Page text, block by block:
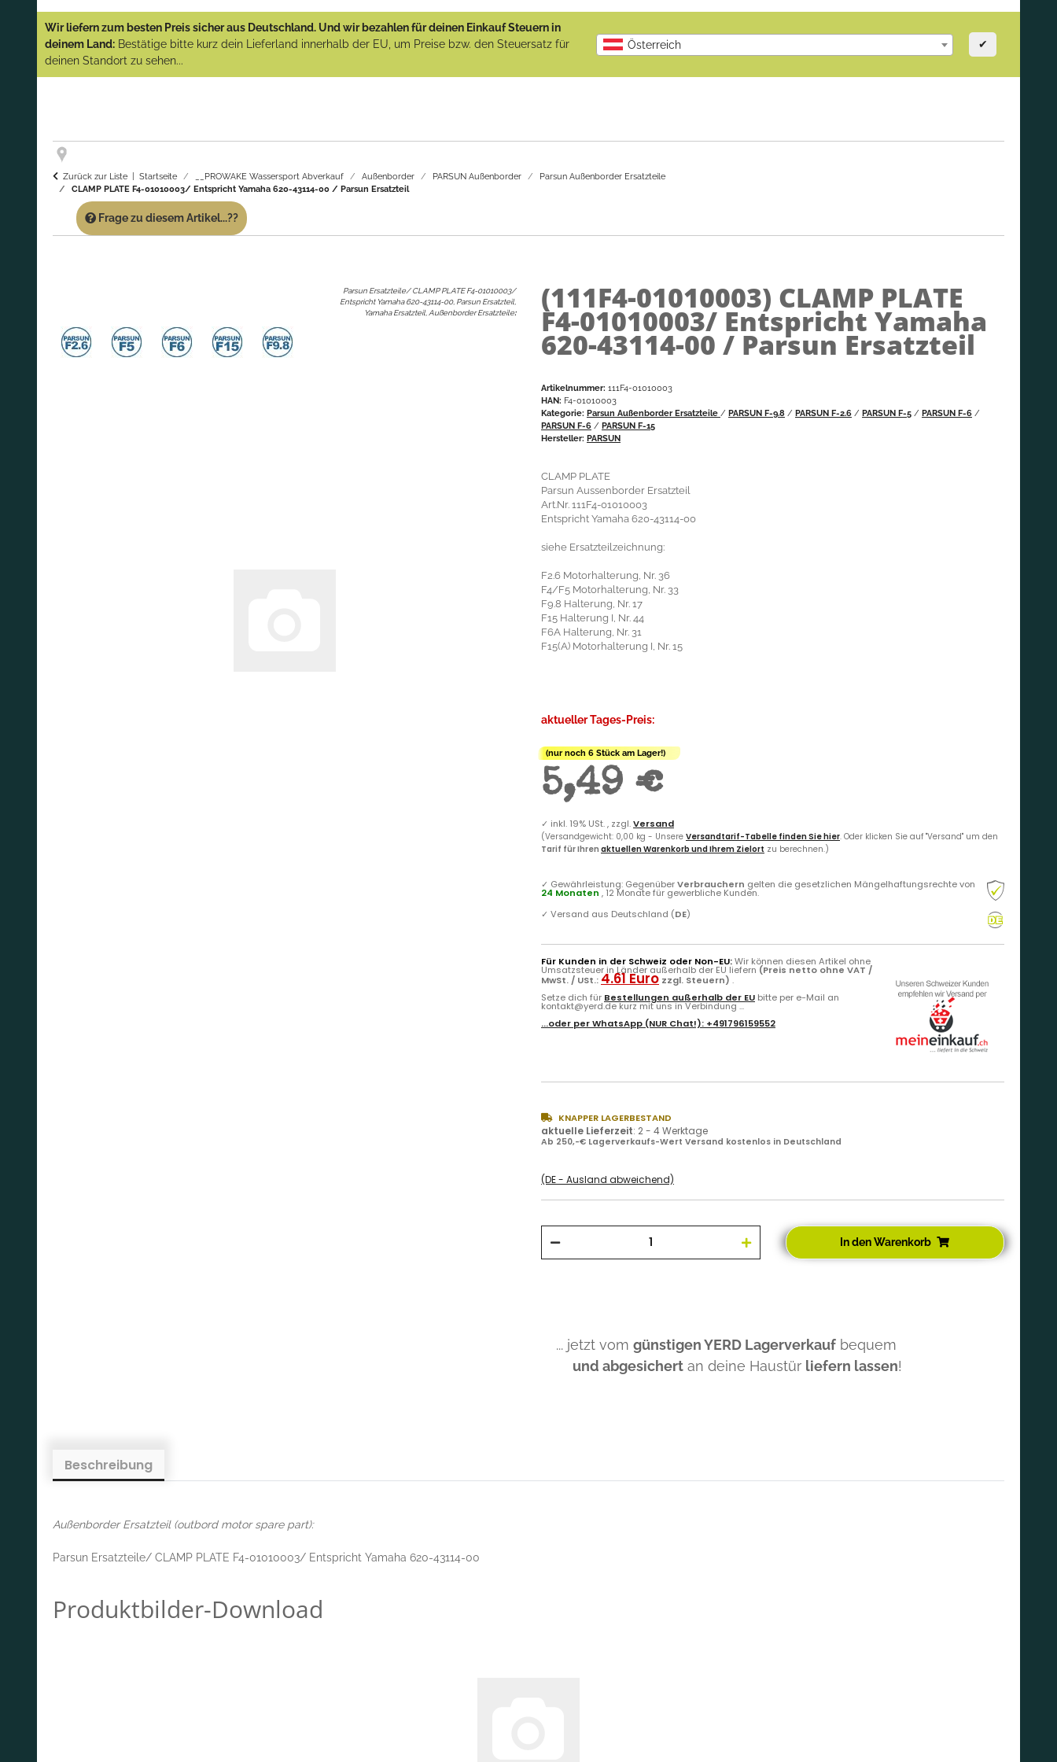
(Abverkauf)!
GARANTIE UND SERVICE:
Wir liefern zum besten Preis sicher aus Deutschland. Und wir bezahlen für deinen Einkauf Steuern in
deinem Land: Bestätige bitte kurz dein Lieferland innerhalb der EU, um Preise bzw. den Steuersatz für
deinen Standort zu sehen...
Österreich ✔
Zurück zur Liste Startseite __PROWAKE Wassersport Abverkauf Außenborder PARSUN Außenborder
Parsun Außenborder Ersatzteile
CLAMP PLATE F4-01010003/ Entspricht Yamaha 620-43114-00 / Parsun Ersatzteil
Frage zu diesem Artikel...??
Parsun Ersatzteile/ CLAMP PLATE F4-01010003/
Entspricht Yamaha 620-43114-00, Parsun Ersatzteil,
Yamaha Ersatzteil, Außenborder Ersatzteile: (111F4-01010003) CLAMP PLATE
F4-01010003/ Entspricht Yamaha
620-43114-00 / Parsun Ersatzteil
Artikelnummer: 111F4-01010003
HAN: F4-01010003
Kategorie: Parsun Außenborder Ersatzteile / PARSUN F-9.8 / PARSUN F-2.6 / PARSUN F-5 / PARSUN F-6 /
PARSUN F-6 / PARSUN F-15
Hersteller: PARSUN
CLAMP PLATE
Parsun Aussenborder Ersatzteil
Art.Nr. 111F4-01010003
Entspricht Yamaha 620-43114-00
siehe Ersatzteilzeichnung:
F2.6 Motorhalterung, Nr. 36
F4/F5 Motorhalterung, Nr. 33
F9.8 Halterung, Nr. 17
F15 Halterung I, Nr. 44
F6A Halterung, Nr. 31
F15(A) Motorhalterung I, Nr. 15
aktueller Tages-Preis:
(nur noch 6 Stück am Lager!)
5,49 €
✓ inkl. 19% USt. , zzgl.Versand
(Versandgewicht: 0,00 kg - Unsere Versandtarif-Tabelle finden Sie hier. Oder klicken Sie auf "Versand" um den
Tarif für Ihren aktuellen Warenkorb und Ihrem Zielort zu berechnen.)
✓ Gewährleistung: GegenüberVerbrauchern gelten die gesetzlichen Mängelhaftungsrechte von
24 Monaten , 12 Monate für gewerbliche Kunden.
✓ Versand aus Deutschland (DE)
Für Kunden in der Schweiz oder Non-EU:Wir können diesen Artikel ohne
Umsatzsteuer in Länder außerhalb der EU liefern (Preis netto ohne VAT /
MwSt. / USt.: 4.61 Euro zzgl. Steuern) .
Setze dich für Bestellungen außerhalb der EU bitte per e-Mail an
kontakt@yerd.de kurz mit uns in Verbindung ...
...oder perWhatsApp (NUR Chat!): +491796159552
KNAPPER LAGERBESTAND
aktuelle Lieferzeit: 2 - 4 Werktage
Ab 250,-€ Lagerverkaufs-Wert Versand kostenlos in Deutschland
(DE - Ausland abweichend)
In den Warenkorb
... jetzt vom günstigen YERD Lagerverkauf bequem
und abgesichert an deine Haustür liefern lassen!
Beschreibung
Außenborder Ersatzteil (outbord motor spare part):
Parsun Ersatzteile/ CLAMP PLATE F4-01010003/ Entspricht Yamaha 620-43114-00
Produktbilder-Download